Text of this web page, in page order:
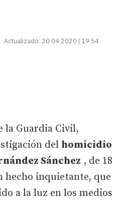
Actualizado: 20.04.2020 | 19:54
la Guardia Civil,
del homicidio
Sánchez , de 18
hecho inquietante, que
a la luz en los medios